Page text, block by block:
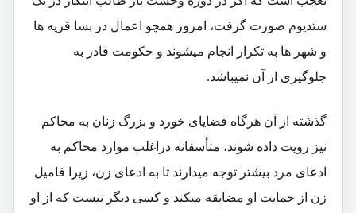
ستدیوم صورت گرفت، امروز همچو اعمال در بسا قریه ها
و شهر ها به تکرار انجام میشوند و حکومت قادر به
جلوگیری از آن نمیباشد.
گذشته از آن هرگاه قضایای خورد و بزرگ زنان به محاکم
نیز رویت داده شوند، متأسفانه دراغلب موارد محاکم به
ادعای مرد بیشتر توجه میدارند تا به ادعای زن، زیرا فامیل
زن از حمایت او مضایقه میکند و کسی دیگر نیست که از او